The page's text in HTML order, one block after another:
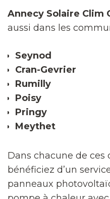
Annecy Solaire Clim
aussi dans les
Seynod
Cran-Gevrier
Rumilly
Poisy
Pringy
Meythet
Dans chacune de ces
bénéficiez d’un
panneaux